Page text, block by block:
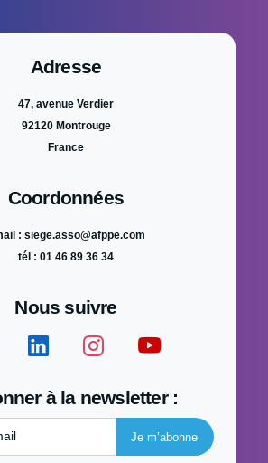
Adresse
47, avenue Verdier
92120 Montrouge
France
Coordonnées
: siege.asso@afppe.com
tél : 01 46 89 36 34
Nous suivre
à la newsletter :